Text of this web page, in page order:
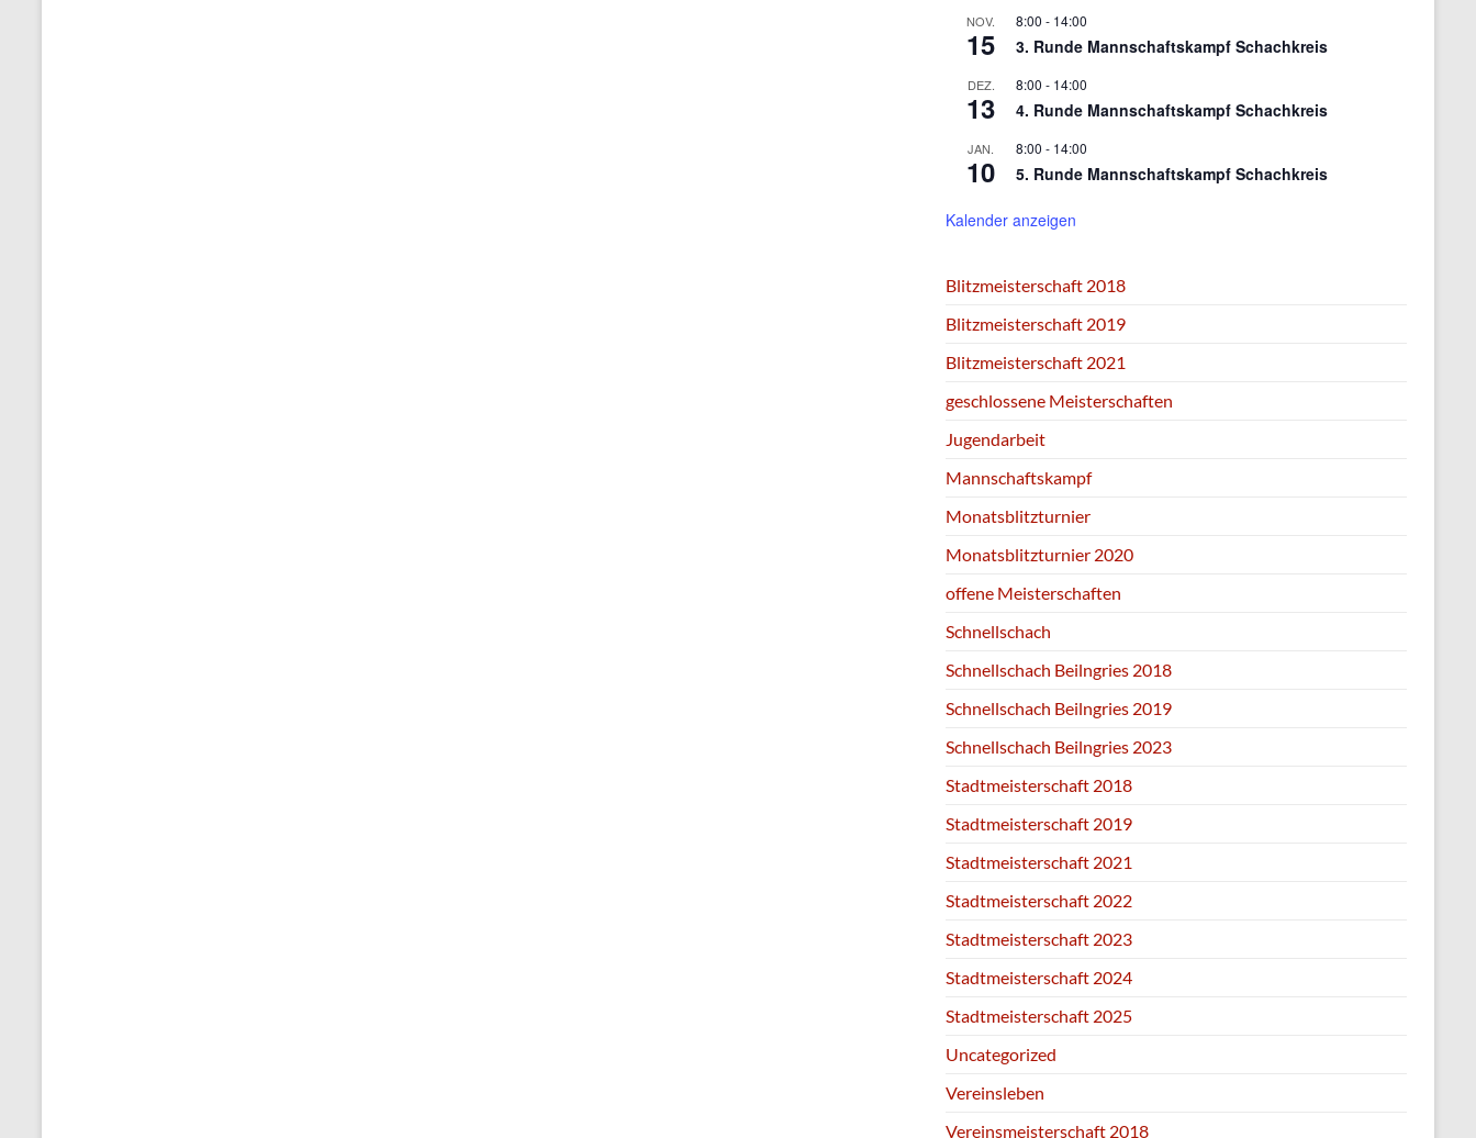
NOV.
15
8:00 - 14:00
3. Runde Mannschaftskampf Schachkreis
DEZ.
13
8:00 - 14:00
4. Runde Mannschaftskampf Schachkreis
JAN.
10
8:00 - 14:00
5. Runde Mannschaftskampf Schachkreis
Kalender anzeigen
Blitzmeisterschaft 2018
Blitzmeisterschaft 2019
Blitzmeisterschaft 2021
geschlossene Meisterschaften
Jugendarbeit
Mannschaftskampf
Monatsblitzturnier
Monatsblitzturnier 2020
offene Meisterschaften
Schnellschach
Schnellschach Beilngries 2018
Schnellschach Beilngries 2019
Schnellschach Beilngries 2023
Stadtmeisterschaft 2018
Stadtmeisterschaft 2019
Stadtmeisterschaft 2021
Stadtmeisterschaft 2022
Stadtmeisterschaft 2023
Stadtmeisterschaft 2024
Stadtmeisterschaft 2025
Uncategorized
Vereinsleben
Vereinsmeisterschaft 2018